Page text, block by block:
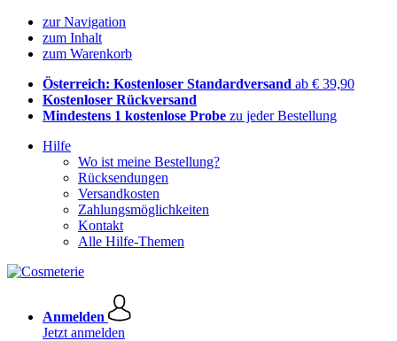
zur Navigation
zum Inhalt
zum Warenkorb
Österreich: Kostenloser Standardversand ab € 39,90
Kostenloser Rückversand
Mindestens 1 kostenlose Probe zu jeder Bestellung
Hilfe
Wo ist meine Bestellung?
Rücksendungen
Versandkosten
Zahlungsmöglichkeiten
Kontakt
Alle Hilfe-Themen
Anmelden
Jetzt anmelden